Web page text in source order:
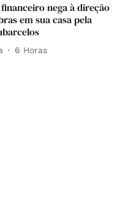
nega à direção
em sua casa pela
6 Horas